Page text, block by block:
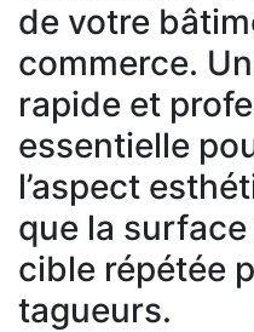
de votre
commerce.
rapide et
essentielle
l’aspect
que la
cible répétée
tagueurs.